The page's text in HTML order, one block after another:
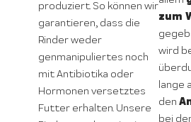
produziert. So können wir
garantieren, dass die
Rinder weder
genmanipuliertes noch
mit Antibiotika oder
Hormonen versetztes
Futter erhalten. Unsere
zum
wird
lange
den
bei